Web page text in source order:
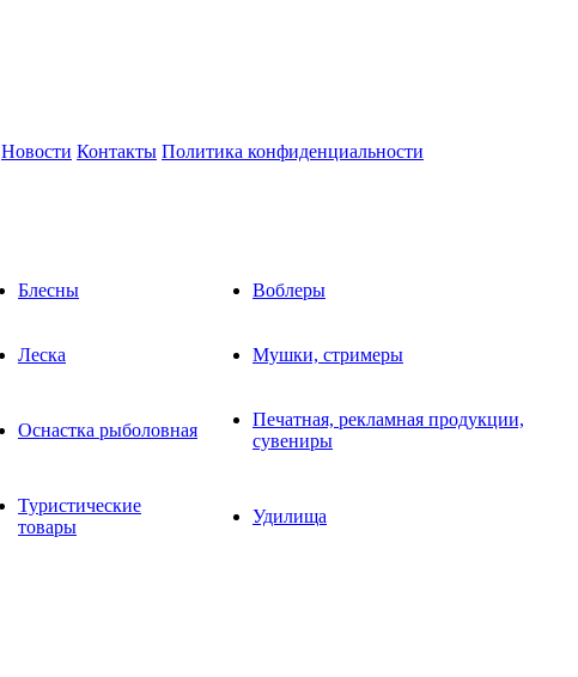
Новости Контакты Политика конфиденциальности
Блесны Воблеры
Леска Мушки, стримеры
Оснастка рыболовная
Печатная, рекламная продукции,
сувениры
Туристические
товары
Удилища